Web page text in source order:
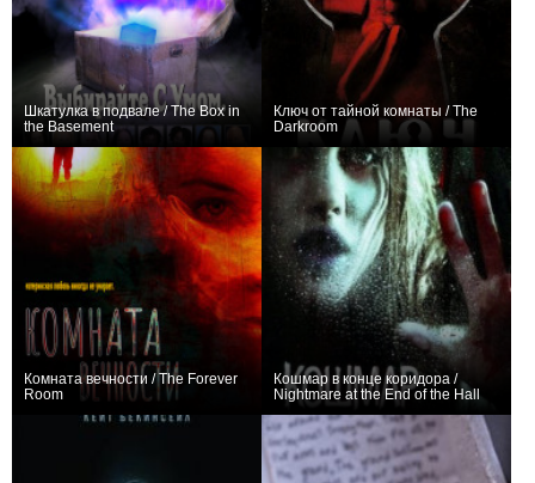
Шкатулка в подвале / The Box in
the Basement
Ключ от тайной комнаты / The
Darkroom
Комната вечности / The Forever
Room
Кошмар в конце коридора /
Nightmare at the End of the Hall